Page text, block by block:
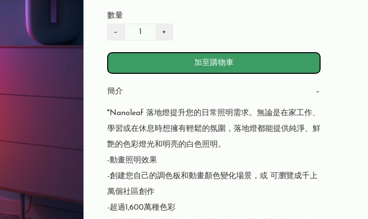
數量
− +
加至購物車
簡介 −
"Nanoleaf 落地燈提升您的日常照明需求。無論是在家工作、
學習或在休息時想擁有輕鬆的氛圍，落地燈都能提供純淨、鮮
艶的色彩燈光和明亮的白色照明。
-動畫照明效果
-創建您自己的調色板和動畫顏色變化場景，或 可瀏覽成千上
萬個社區創作
-超過1,600萬種色彩